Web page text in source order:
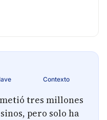
Contexto
tres millones
pero solo ha